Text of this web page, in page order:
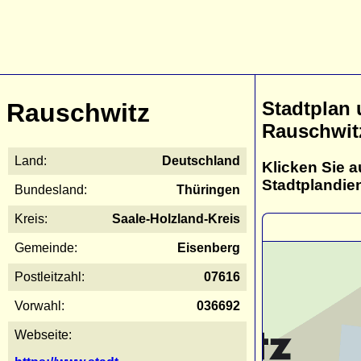
Rauschwitz
Land: Deutschland
Bundesland: Thüringen
Kreis: Saale-Holzland-Kreis
Gemeinde: Eisenberg
Postleitzahl: 07616
Vorwahl: 036692
Webseite:
Stadtplan
Klicken Sie